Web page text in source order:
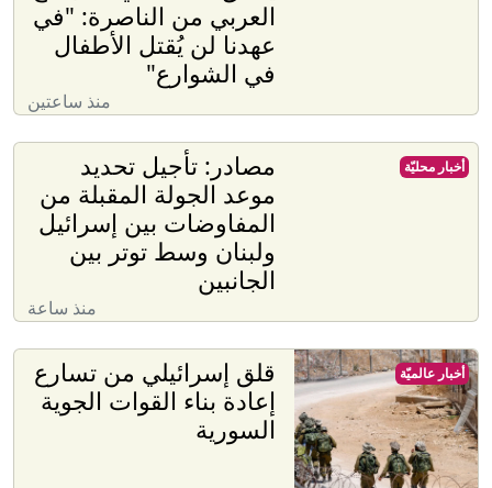
العربي من الناصرة: "في
عهدنا لن يُقتل الأطفال
في الشوارع"
منذ ساعتين
مصادر: تأجيل تحديد
موعد الجولة المقبلة من
المفاوضات بين إسرائيل
ولبنان وسط توتر بين
الجانبين
منذ ساعة
أخبار محليّة
قلق إسرائيلي من تسارع
إعادة بناء القوات الجوية
السورية
أخبار عالميّة